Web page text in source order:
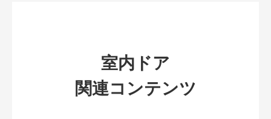
室内ドア
関連コンテンツ